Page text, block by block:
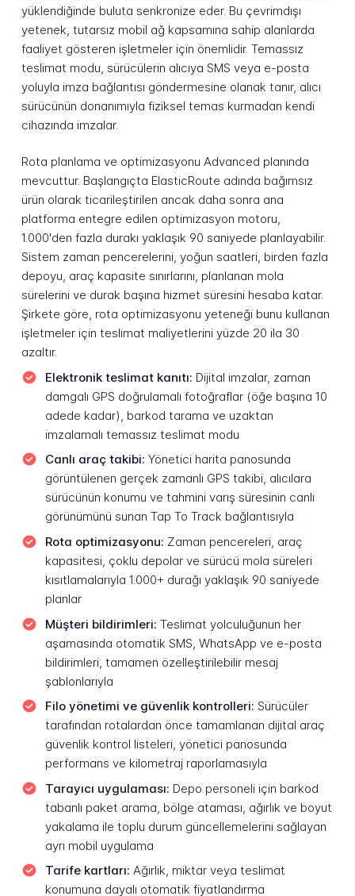
yüklendiğinde buluta senkronize eder. Bu çevrimdışı
yetenek, tutarsız mobil ağ kapsamına sahip alanlarda
faaliyet gösteren işletmeler için önemlidir. Temassız
teslimat modu, sürücülerin alıcıya SMS veya e-posta
yoluyla imza bağlantısı göndermesine olanak tanır, alıcı
sürücünün donanımıyla fiziksel temas kurmadan kendi
cihazında imzalar.
Rota planlama ve optimizasyonu Advanced planında
mevcuttur. Başlangıçta ElasticRoute adında bağımsız
ürün olarak ticarileştirilen ancak daha sonra ana
platforma entegre edilen optimizasyon motoru,
1.000'den fazla durakı yaklaşık 90 saniyede planlayabilir.
Sistem zaman pencerelerini, yoğun saatleri, birden fazla
depoyu, araç kapasite sınırlarını, planlanan mola
sürelerini ve durak başına hizmet süresini hesaba katar.
Şirkete göre, rota optimizasyonu yeteneği bunu kullanan
işletmeler için teslimat maliyetlerini yüzde 20 ila 30
azaltır.
Elektronik teslimat kanıtı: Dijital imzalar, zaman
damgalı GPS doğrulamalı fotoğraflar (öğe başına 10
adede kadar), barkod tarama ve uzaktan
imzalamalı temassız teslimat modu
Canlı araç takibi: Yönetici harita panosunda
görüntülenen gerçek zamanlı GPS takibi, alıcılara
sürücünün konumu ve tahmini varış süresinin canlı
görünümünü sunan Tap To Track bağlantısıyla
Rota optimizasyonu: Zaman pencereleri, araç
kapasitesi, çoklu depolar ve sürücü mola süreleri
kısıtlamalarıyla 1.000+ durağı yaklaşık 90 saniyede
planlar
Müşteri bildirimleri: Teslimat yolculuğunun her
aşamasında otomatik SMS, WhatsApp ve e-posta
bildirimleri, tamamen özelleştirilebilir mesaj
şablonlarıyla
Filo yönetimi ve güvenlik kontrolleri: Sürücüler
tarafından rotalardan önce tamamlanan dijital araç
güvenlik kontrol listeleri, yönetici panosunda
performans ve kilometraj raporlamasıyla
Tarayıcı uygulaması: Depo personeli için barkod
tabanlı paket arama, bölge ataması, ağırlık ve boyut
yakalama ile toplu durum güncellemelerini sağlayan
ayrı mobil uygulama
Tarife kartları: Ağırlık, miktar veya teslimat
konumuna dayalı otomatik fiyatlandırma